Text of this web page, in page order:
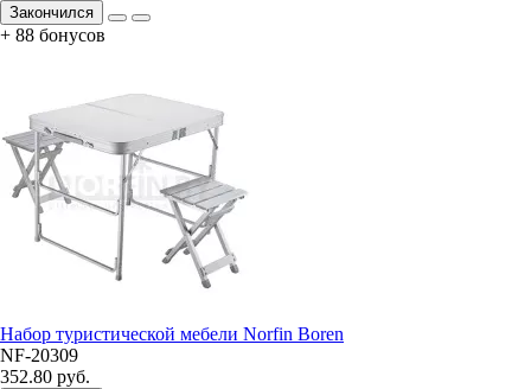
Закончился
+ 88 бонусов
Набор туристической мебели Norfin Boren
NF-20309
352.80 руб.